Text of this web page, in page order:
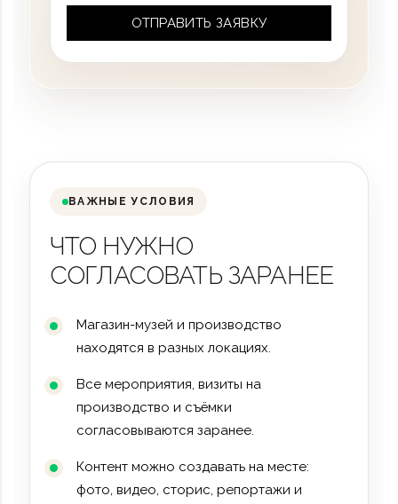
ВАЖНЫЕ УСЛОВИЯ
ЧТО НУЖНО
СОГЛАСОВАТЬ ЗАРАНЕЕ
Магазин-музей и производство
находятся в разных локациях.
Все мероприятия, визиты на
производство и съёмки
согласовываются заранее.
Контент можно создавать на месте:
фото, видео, сторис, репортажи и